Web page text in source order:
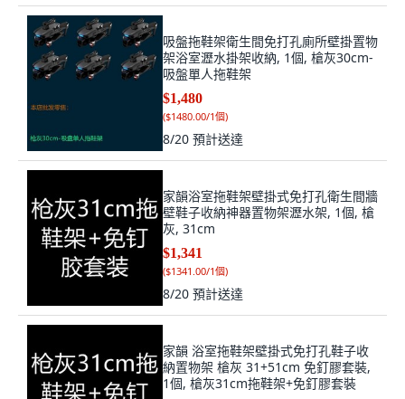
吸盤拖鞋架衛生間免打孔廁所壁掛置物
架浴室瀝水掛架收納, 1個, 槍灰30cm-
吸盤單人拖鞋架
$1,480
($1480.00/1個)
8/20 預計送達
家韻浴室拖鞋架壁掛式免打孔衛生間牆
壁鞋子收納神器置物架瀝水架, 1個, 槍
灰, 31cm
$1,341
($1341.00/1個)
8/20 預計送達
家韻 浴室拖鞋架壁掛式免打孔鞋子收
納置物架 槍灰 31+51cm 免釘膠套裝,
1個, 槍灰31cm拖鞋架+免釘膠套裝